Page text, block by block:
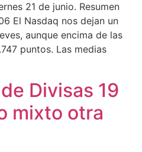
21 de junio. Resumen
El Nasdaq nos dejan un
aunque encima de las
puntos. Las medias
Divisas 19
mixto otra